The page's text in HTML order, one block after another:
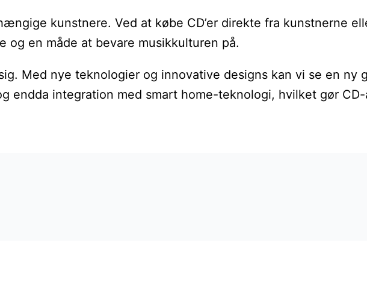
kunstnere. Ved at købe CD’er direkte fra kunstnerne
en måde at bevare musikkulturen på.
Med nye teknologier og innovative designs kan vi se en
endda integration med smart home-teknologi, hvilket gør